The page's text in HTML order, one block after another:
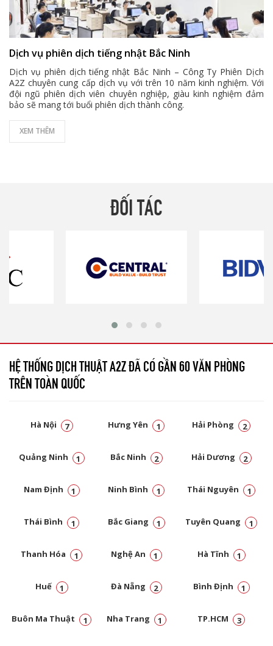
Dịch vụ phiên dịch tiếng nhật Bắc Ninh
Dịch vụ phiên dịch tiếng nhật Bắc Ninh – Công Ty Phiên Dịch
A2Z chuyên cung cấp dịch vụ với trên 10 năm kinh nghiệm. Với
đội ngũ phiên dịch viên chuyên nghiệp, giàu kinh nghiệm đảm
bảo sẽ mang tới buổi phiên dịch thành công.
XEM THÊM
ĐỐI TÁC
HỆ THỐNG DỊCH THUẬT A2Z ĐÃ CÓ GẦN 60 VĂN PHÒNG
TRÊN TOÀN QUỐC
Hà Nội 7 Hưng Yên 1 Hải Phòng 2
Quảng Ninh 1 Bắc Ninh 2 Hải Dương 2
Nam Định 1 Ninh Bình 1 Thái Nguyên 1
Thái Bình 1 Bắc Giang 1 Tuyên Quang 1
Thanh Hóa 1 Nghệ An 1 Hà Tĩnh 1
Huế 1 Đà Nẵng 2 Bình Định 1
Buôn Ma Thuật 1 Nha Trang 1 TP.HCM 3